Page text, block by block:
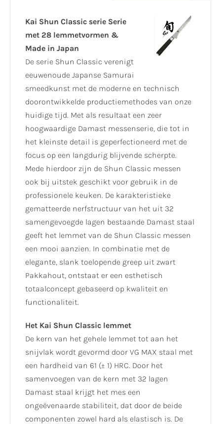
Kai Shun Classic serie Serie
met 28 lemmetvormen &
Made in Japan
De serie Shun Classic verenigt
eeuwenoude Japanse Samurai
smeedkunst met de moderne en technisch
doorontwikkelde productiemethodes van onze
huidige tijd. Met als resultaat een zeer
hoogwaardige Damast messenserie, die tot in
het kleinste detail is geperfectioneerd met de
focus op een langdurig blijvende scherpte.
Mede hierdoor zijn de Shun Classic messen
ook bij uitstek geschikt voor gebruik in de
professionele keuken. De karakteristieke
gematteerde nerfstructuur van het uit 32
samengevoegde lagen bestaande Damast staal
geeft het lemmet van de Shun Classic messen
een mooi aanzien. In combinatie met de
elegante, slank toelopende greep uit zwart
Pakkahout, ontstaat er een esthetisch
totaalconcept gebaseerd op kwaliteit en
functionaliteit.
Het Kai Shun Classic lemmet
De kern van het gehele lemmet tot aan het
snijvlak wordt gevormd door VG MAX staal met
een hardheid van 61 (± 1) HRC. Door het
samenvoegen van de kern met 32 lagen
Damast staal krijgt het mes een
ongeëvenaarde stabiliteit, dat door de beide
componenten zowel hard als elastisch is. De